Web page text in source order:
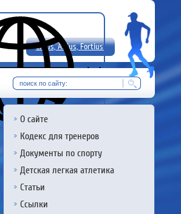
Citius, Altius, Fortius!
RU
О сайте
Кодекс для тренеров
Документы по спорту
Детская легкая атлетика
Статьи
Ссылки